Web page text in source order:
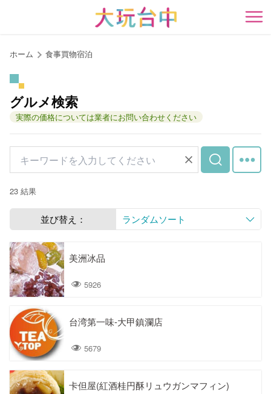
開
ホーム 食事買物宿泊
グルメ検索
実際の価格については業者にお問い合わせください
23 結果
並び替え： ランダムソート
美洲冰品
5926
台湾第一味-大甲鎮瀾店
5679
卡但屋(紅酒桂円酥リュウガンマフィン)